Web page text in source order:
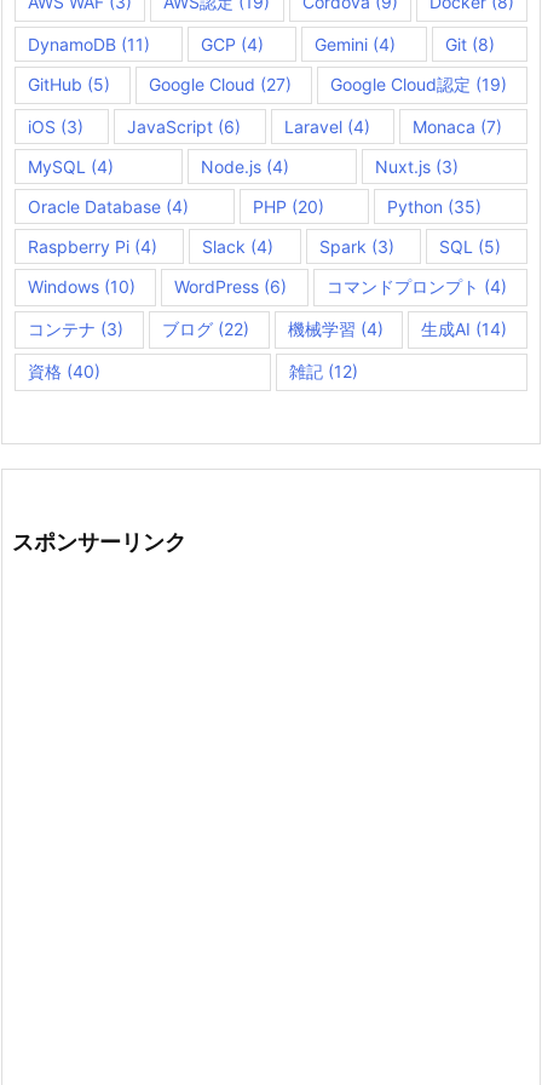
DynamoDB (11) GCP (4) Gemini(4) Git (8)
GitHub (5) Google Cloud (27) Google Cloud認定 (19)
iOS (3) JavaScript(6) Laravel(4) Monaca (7)
MySQL (4) Node.js(4) Nuxt.js (3)
Oracle Database (4) PHP (20) Python (35)
Raspberry Pi (4) Slack (4) Spark (3) SQL (5)
Windows (10) WordPress (6) コマンドプロンプト (4)
コンテナ (3) ブログ(22) 機械学習 (4) 生成AI (14)
資格 (40) 雑記(12)
スポンサーリンク